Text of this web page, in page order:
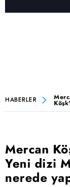
HABERLER
Mercan
Yeni dizi
nerede